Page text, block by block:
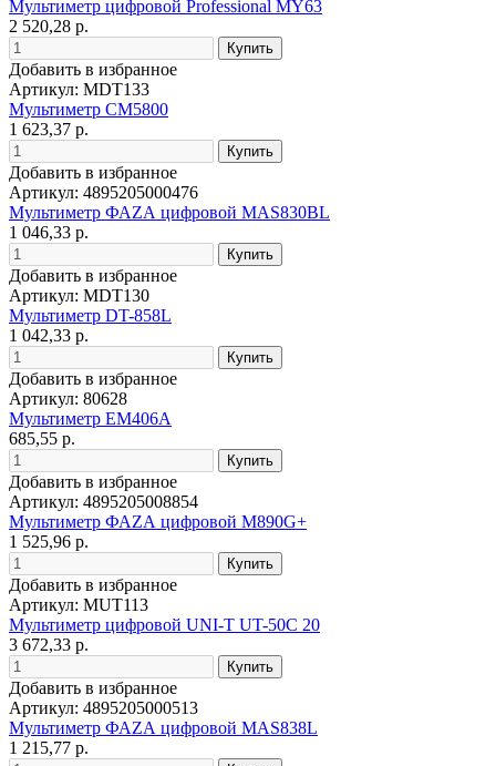
Мультиметр цифровой Professional MY63
2 520,28 р.
Добавить в избранное
Артикул: MDT133
Мультиметр CM5800
1 623,37 р.
Добавить в избранное
Артикул: 4895205000476
Мультиметр ФАZА цифровой MAS830BL
1 046,33 р.
Добавить в избранное
Артикул: MDT130
Мультиметр DT-858L
1 042,33 р.
Добавить в избранное
Артикул: 80628
Мультиметр EM406A
685,55 р.
Добавить в избранное
Артикул: 4895205008854
Мультиметр ФАZА цифровой M890G+
1 525,96 р.
Добавить в избранное
Артикул: MUT113
Мультиметр цифровой UNI-T UT-50C 20
3 672,33 р.
Добавить в избранное
Артикул: 4895205000513
Мультиметр ФАZА цифровой MAS838L
1 215,77 р.